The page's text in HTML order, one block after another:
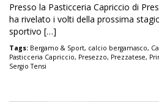
Presso la Pasticceria Capriccio di
ha rivelato i volti della prossima
sportivo […]
Tags: Bergamo & Sport, calcio bergamasco,
Pasticceria Capriccio, Presezzo, Prezzatese,
Sergio Tensi